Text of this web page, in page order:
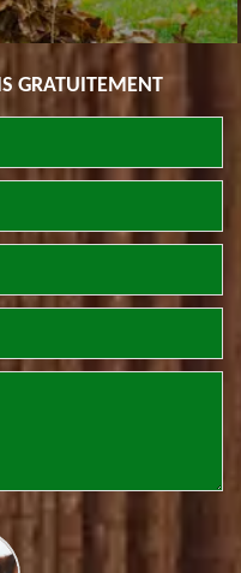
GRATUITEMENT